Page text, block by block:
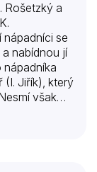
Rošetzký a
nápadníci se
nabídnou jí
(I. Jiřík), který
však
mlčet a